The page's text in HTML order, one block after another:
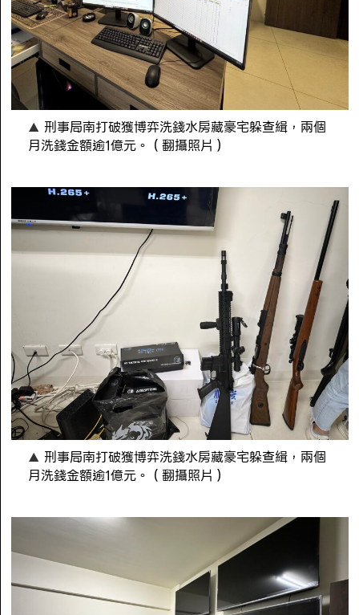
刑事局南打破獲博弈洗錢水房藏豪宅躲查緝，兩個
月洗錢金額逾1億元。（翻攝照片）
刑事局南打破獲博弈洗錢水房藏豪宅躲查緝，兩個
月洗錢金額逾1億元。（翻攝照片）